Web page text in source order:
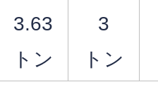
3.63
トン
3
トン